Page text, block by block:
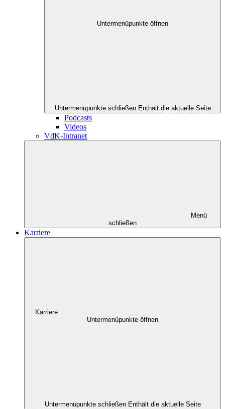
Untermenüpunkte öffnen
Untermenüpunkte schließen Enthält die aktuelle Seite
Podcasts
Videos
VdK-Intranet
Menü
schließen
Karriere
Karriere
Untermenüpunkte öffnen
Untermenüpunkte schließen Enthält die aktuelle Seite